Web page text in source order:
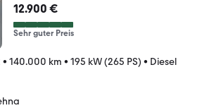
12.900 €
Sehr guter Preis
• 140.000 km • 195 kW (265 PS) • Diesel